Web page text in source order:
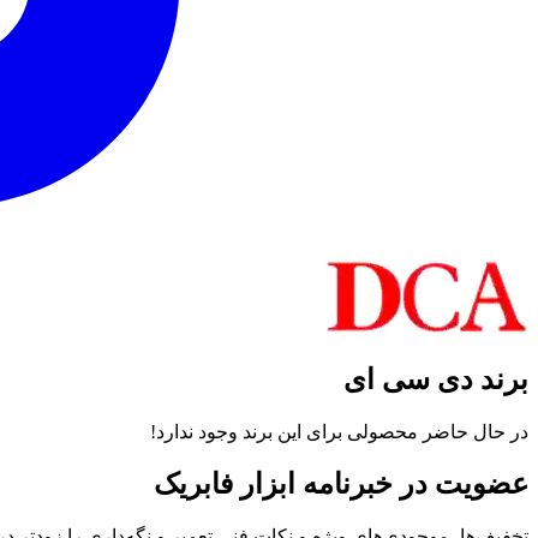
برند دی سی ای
در حال حاضر محصولی برای این برند وجود ندارد!
عضویت در خبرنامه ابزار فابریک